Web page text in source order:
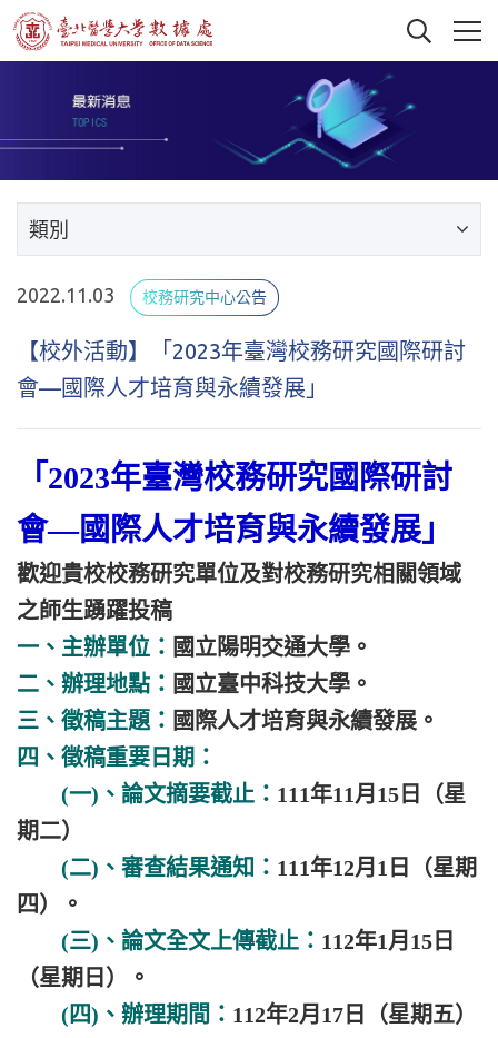
類別
2022.11.03 校務研究中心公告
【校外活動】「2023年臺灣校務研究國際研討
會—國際人才培育與永續發展」
「2023年臺灣校務研究國際研討
會—國際人才培育與永續發展」
歡迎貴校校務研究單位及對校務研究相關領域
之師生踴躍投稿
一、主辦單位： 國立陽明交通大學。
二、辦理地點： 國立臺中科技大學。
三、徵稿主題： 國際人才培育與永續發展。
四、徵稿重要日期：
(一)、論文摘要截止： 111年11月15日（星
期二）
(二)、審查結果通知： 111年12月1日（星期
四）。
(三)、論文全文上傳截止： 112年1月15日
（星期日）。
(四)、辦理期間： 112年2月17日（星期五）